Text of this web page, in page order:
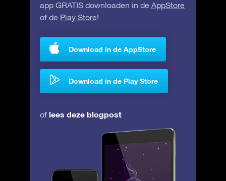
app GRATIS downloaden in de AppStore
of de Play Store!
Download in de AppStore
Download in de Play Store
of lees deze blogpost